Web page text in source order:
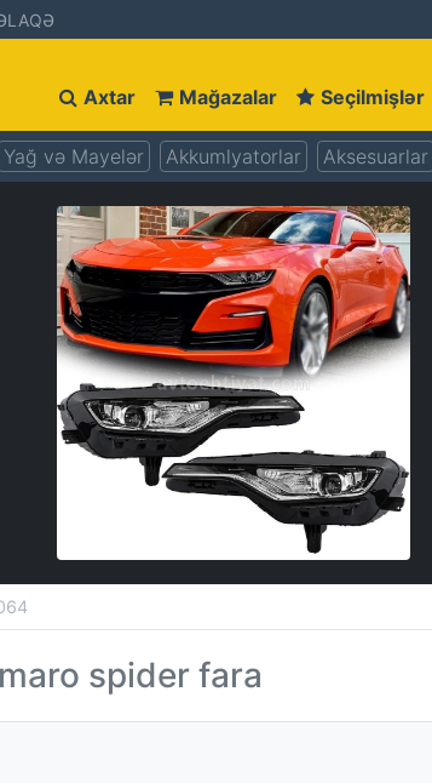
Axtar Mağazalar Seçilmişlər
Yağ və Mayelər Akkumlyatorlar Aksesuarlar
spider fara